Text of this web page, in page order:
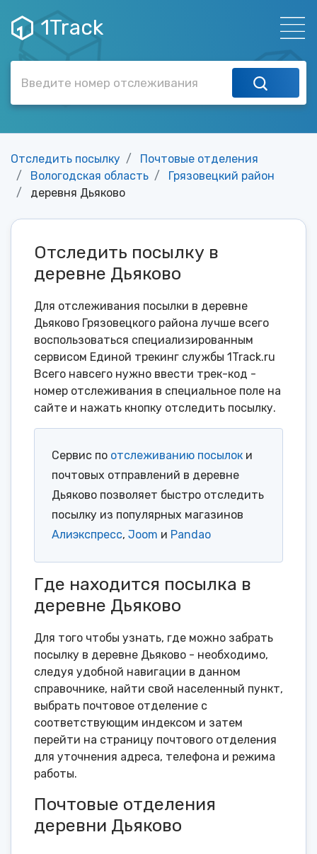
1Track
Отследить посылку
Почтовые отделения
Вологодская область
Грязовецкий район
деревня Дьяково
Отследить посылку в
деревне Дьяково
Для отслеживания посылки в деревне
Дьяково Грязовецкого района лучше всего
воспользоваться специализированным
сервисом Единой трекинг службы 1Track.ru
Всего навсего нужно ввести трек-код -
номер отслеживания в специальное поле на
сайте и нажать кнопку отследить посылку.
Сервис по отслеживанию посылок и
почтовых отправлений в деревне
Дьяково позволяет быстро отследить
посылку из популярных магазинов
Алиэкспресс, Joom и Pandao
Где находится посылка в
деревне Дьяково
Для того чтобы узнать, где можно забрать
посылку в деревне Дьяково - необходимо,
следуя удобной навигации в данном
справочнике, найти свой населенный пункт,
выбрать почтовое отделение с
соответствующим индексом и затем
перейти на страницу почтового отделения
для уточнения адреса, телефона и режима
работы.
Почтовые отделения
деревни Дьяково